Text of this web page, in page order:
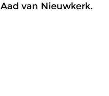
Aad van Nieuwkerk.